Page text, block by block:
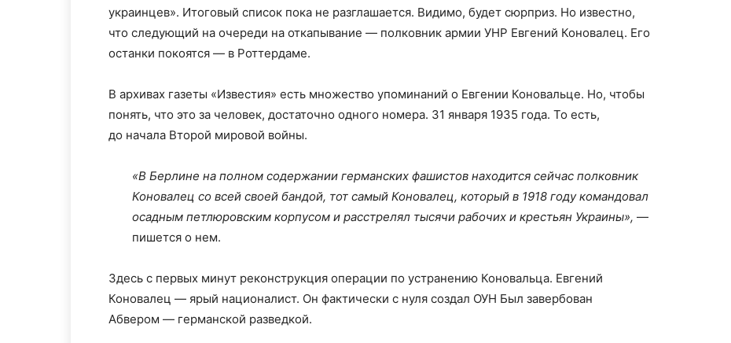
украинцев». Итоговый список пока не разглашается. Видимо, будет сюрприз. Но известно,
что следующий на очереди на откапывание — полковник армии УНР Евгений Коновалец. Его
останки покоятся — в Роттердаме.
В архивах газеты «Известия» есть множество упоминаний о Евгении Коновальце. Но, чтобы
понять, что это за человек, достаточно одного номера. 31 января 1935 года. То есть,
до начала Второй мировой войны.
«В Берлине на полном содержании германских фашистов находится сейчас полковник
Коновалец со всей своей бандой, тот самый Коновалец, который в 1918 году командовал
осадным петлюровским корпусом и расстрелял тысячи рабочих и крестьян Украины», —
пишется о нем.
Здесь с первых минут реконструкция операции по устранению Коновальца. Евгений
Коновалец — ярый националист. Он фактически с нуля создал ОУН Был завербован
Абвером — германской разведкой.